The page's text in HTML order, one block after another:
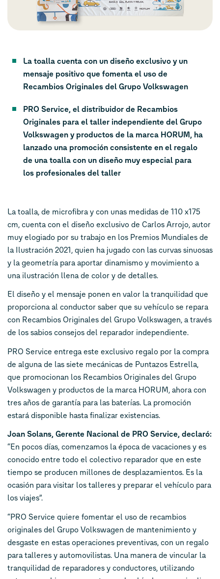
La toalla cuenta con un diseño exclusivo y un
mensaje positivo que fomenta el uso de
Recambios Originales del Grupo Volkswagen
PRO Service, el distribuidor de Recambios
Originales para el taller independiente del Grupo
Volkswagen y productos de la marca HORUM, ha
lanzado una promoción consistente en el regalo
de una toalla con un diseño muy especial para
los profesionales del taller
La toalla, de microfibra y con unas medidas de 110 x175
cm, cuenta con el diseño exclusivo de Carlos Arrojo, autor
muy elogiado por su trabajo en los Premios Mundiales de
la Ilustración 2021, quien ha jugado con las curvas sinuosas
y la geometría para aportar dinamismo y movimiento a
una ilustración llena de color y de detalles.
El diseño y el mensaje ponen en valor la tranquilidad que
proporciona al conductor saber que su vehículo se repara
con Recambios Originales del Grupo Volkswagen, a través
de los sabios consejos del reparador independiente.
PRO Service entrega este exclusivo regalo por la compra
de alguna de las siete mecánicas de Puntazos Estrella,
que promocionan los Recambios Originales del Grupo
Volkswagen y productos de la marca HORUM, ahora con
tres años de garantía para las baterías. La promoción
estará disponible hasta finalizar existencias.
Joan Solans, Gerente Nacional de PRO Service, declaró:
“En pocos días, comenzamos la época de vacaciones y es
conocido entre todo el colectivo reparador que en este
tiempo se producen millones de desplazamientos. Es la
ocasión para visitar los talleres y preparar el vehículo para
los viajes”.
“PRO Service quiere fomentar el uso de recambios
originales del Grupo Volkswagen de mantenimiento y
desgaste en estas operaciones preventivas, con un regalo
para talleres y automovilistas. Una manera de vincular la
tranquilidad de reparadores y conductores, utilizando